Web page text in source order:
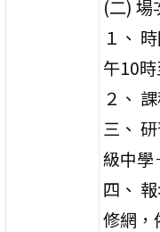
(二) 場
１、
午10
２、
三、
級中學
四、
修網，